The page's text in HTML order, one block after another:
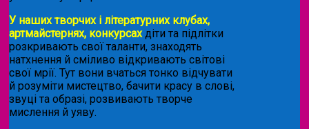
У наших творчих і літературних клубах,
артмайстернях, конкурсахдіти та підлітки
розкривають свої таланти, знаходять
натхнення й сміливо відкривають світові
свої мрії. Тут вони вчаться тонко відчувати
й розуміти мистецтво, бачити красу в слові,
звуці та образі, розвивають творче
мислення й уяву.